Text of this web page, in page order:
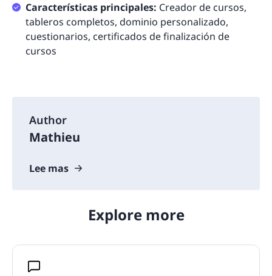
Características principales: Creador de cursos,
tableros completos, dominio personalizado,
cuestionarios, certificados de finalización de
cursos
Author
Mathieu
Lee mas
Explore more